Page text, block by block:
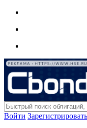
РЕКЛАМА • HTTPS://
Войти